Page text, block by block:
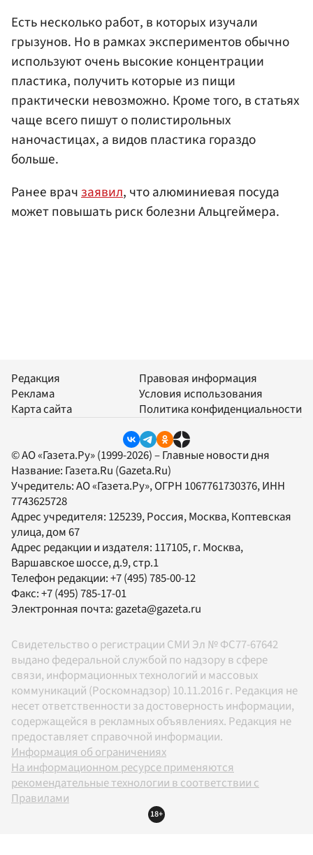
Есть несколько работ, в которых изучали
грызунов. Но в рамках экспериментов обычно
используют очень высокие концентрации
пластика, получить которые из пищи
практически невозможно. Кроме того, в статьях
чаще всего пишут о полистирольных
наночастицах, а видов пластика гораздо
больше.
Ранее врачзаявил, что алюминиевая посуда
может повышать риск болезни Альцгеймера.
Редакция
Реклама
Карта сайта
Правовая информация
Условия использования
Политика конфиденциальности
© АО «Газета.Ру» (1999-2026) – Главные новости дня
Название: Газета.Ru (Gazeta.Ru)
Учредитель:АО «Газета.Ру», ОГРН 1067761730376, ИНН
7743625728
Адрес учредителя: 125239, Россия, Москва, Коптевская
улица, дом 67
Адрес редакции и издателя: 117105, г. Москва,
Варшавское шоссе, д.9, стр.1
Телефон редакции:+7 (495) 785-00-12
Факс:+7 (495) 785-17-01
Электронная почта:gazeta@gazeta.ru
Свидетельство о регистрации СМИ Эл № ФС77-67642
выдано федеральной службой по надзору в сфере
связи, информационных технологий и массовых
коммуникаций (Роскомнадзор) 10.11.2016 г. Редакция не
несет ответственности за достоверность информации,
содержащейся в рекламных объявлениях. Редакция не
предоставляет справочной информации.
Информация об ограничениях
На информационном ресурсе применяются
рекомендательные технологии в соответствии с
Правилами
18+